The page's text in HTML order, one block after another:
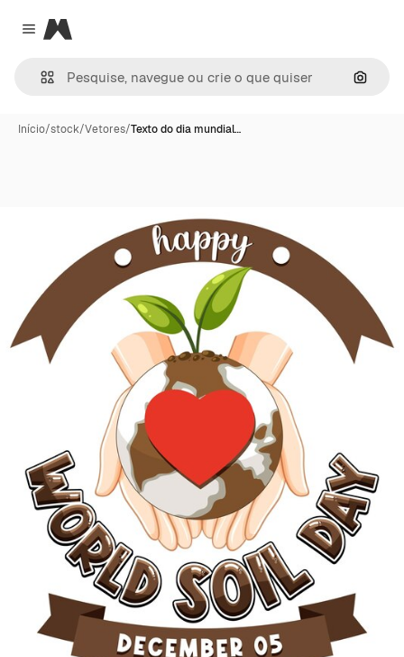
Close menu
Magnific
Início/stock/Vetores/Texto do dia mundial…